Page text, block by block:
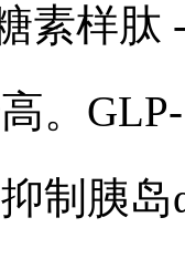
素样肽
。
制胰